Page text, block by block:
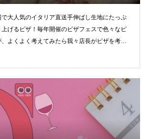
大人気のイタリア直送手伸ばし生地にたっぷ
げるピザ！毎年開催のピザフェスで色々なピ
よくよく考えてみたら我々店長がピザを考案